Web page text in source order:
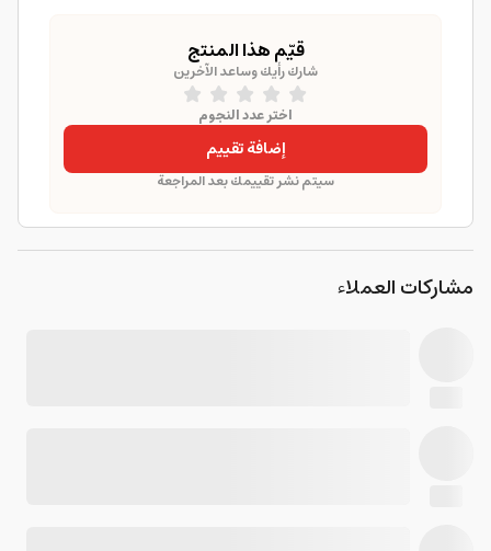
قيّم هذا المنتج
شارك رأيك وساعد الآخرين
اختر عدد النجوم
إضافة تقييم
سيتم نشر تقييمك بعد المراجعة
مشاركات العملاء